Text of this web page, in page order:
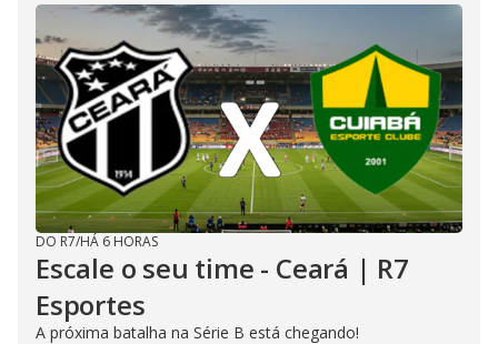
DO R7/HÁ 6 HORAS
Escale o seu time - Ceará | R7
Esportes
A próxima batalha na Série B está chegando!